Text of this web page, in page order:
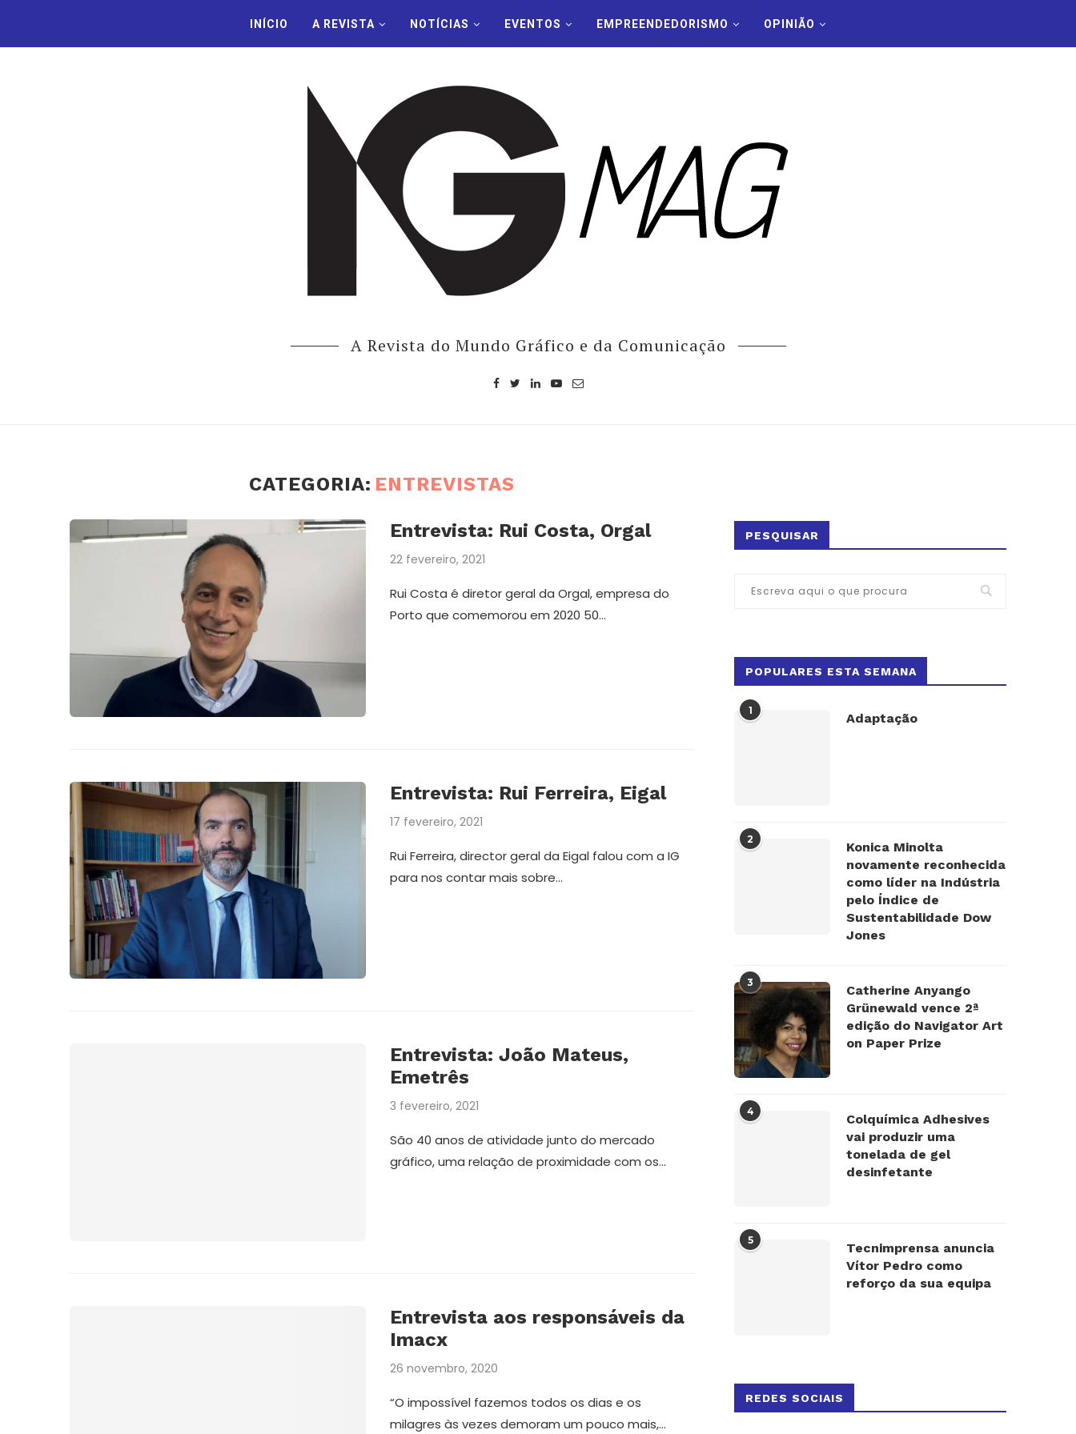
INÍCIO A REVISTA NOTÍCIAS EVENTOS EMPREENDEDORISMO OPINIÃO
A Revista do Mundo Gráfico e da Comunicação
CATEGORIA: ENTREVISTAS
Entrevista: Rui Costa, Orgal
22 fevereiro, 2021
Rui Costa é diretor geral da Orgal, empresa do
Porto que comemorou em 2020 50…
Entrevista: Rui Ferreira, Eigal
17 fevereiro, 2021
Rui Ferreira, director geral da Eigal falou com a IG
para nos contar mais sobre…
Entrevista: João Mateus,
Emetrês
3 fevereiro, 2021
São 40 anos de atividade junto do mercado
gráfico, uma relação de proximidade com os…
Entrevista aos responsáveis da
Imacx
26 novembro, 2020
“O impossível fazemos todos os dias e os
milagres às vezes demoram um pouco mais,…
PESQUISAR
POPULARES ESTA SEMANA
1
Adaptação
2
Konica Minolta
novamente reconhecida
como líder na Indústria
pelo Índice de
Sustentabilidade Dow
Jones
3
Catherine Anyango
Grünewald vence 2ª
edição do Navigator Art
on Paper Prize
4
Colquímica Adhesives
vai produzir uma
tonelada de gel
desinfetante
5
Tecnimprensa anuncia
Vítor Pedro como
reforço da sua equipa
REDES SOCIAIS